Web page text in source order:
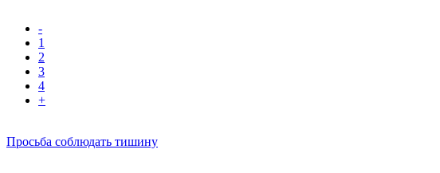
-
1
2
3
4
+
Просьба соблюдать тишину